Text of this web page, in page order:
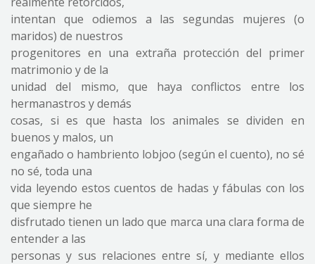
intentan que odiemos a las segundas mujeres (o
maridos) de nuestros
progenitores en una extraña protección del primer
matrimonio y de la
unidad del mismo, que haya conflictos entre los
hermanastros y demás
cosas, si es que hasta los animales se dividen en
buenos y malos, un
engañado o hambriento lobjoo (según el cuento), no sé
no sé, toda una
vida leyendo estos cuentos de hadas y fábulas con los
que siempre he
disfrutado tienen un lado que marca una clara forma de
entender a las
personas y sus relaciones entre sí, y mediante ellos